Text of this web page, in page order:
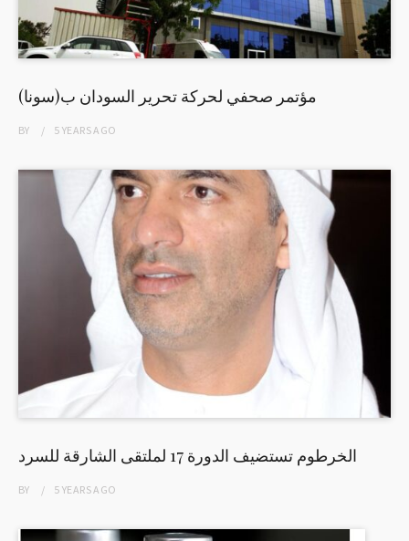
مؤتمر صحفي لحركة تحرير السودان ب(سونا)
BY 5 YEARSAGO
الخرطوم تستضيف الدورة 17 لملتقى الشارقة للسرد
BY 5 YEARSAGO